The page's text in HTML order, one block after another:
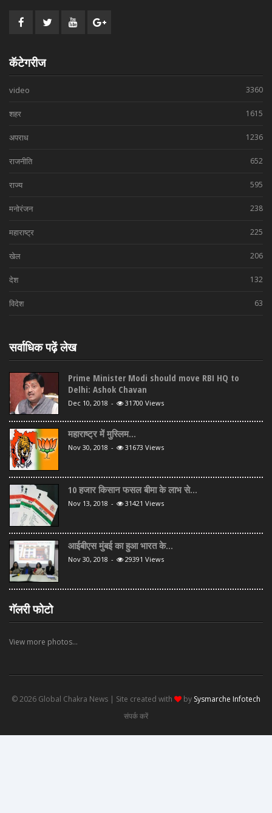
कॅटेगरीज
video 3360
शहर 1615
अपराध 1236
राजनीति 652
राज्य 595
मनोरंजन 238
महाराष्ट्र 225
खेल 206
देश 132
विदेश 63
सर्वाधिक पढ़ें लेख
Prime Minister Modi should move RBI HQ to
Delhi: Ashok Chavan
Dec 10, 2018 - 31700 Views
महाराष्ट्र में मुस्लिम...
Nov 30, 2018 - 31673 Views
10 हजार किसान फसल बीमा के लाभ से...
Nov 13, 2018 - 31421 Views
आईबीएस मुंबई का हुआ भारत के...
Nov 30, 2018 - 29391 Views
गॅलरी फोटो
View more photos...
© 2026 Global Chakra News | Site created with by Sysmarche Infotech
संपर्क करें